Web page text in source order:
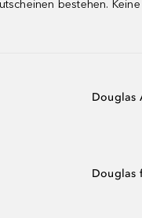
bestehen.
Douglas
Douglas